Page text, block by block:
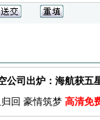
公司出炉：海航获五
回 豪情筑梦 高清免